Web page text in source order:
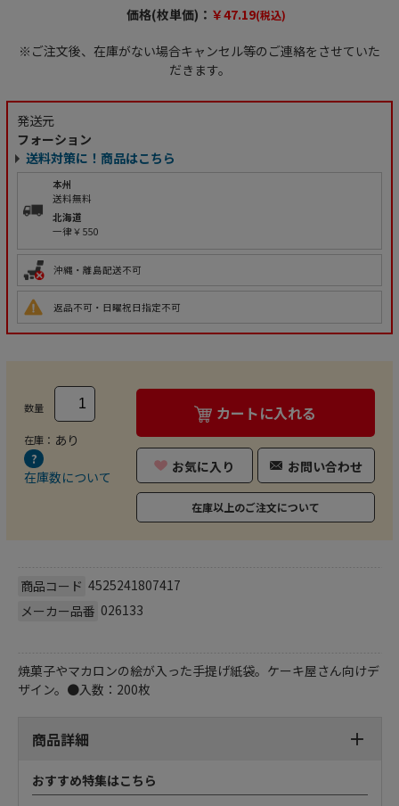
価格(枚単価)： ￥47.19(税込)
※ご注文後、在庫がない場合キャンセル等のご連絡をさせていた
だきます。
発送元
フォーション
送料対策に！商品はこちら
本州
送料無料
北海道
一律￥550
沖縄・離島配送不可
返品不可・日曜祝日指定不可
数量
在庫： あり
在庫数について
カートに入れる
お気に入り お問い合わせ
在庫以上のご注文について
商品コード 4525241807417
メーカー品番 026133
焼菓子やマカロンの絵が入った手提げ紙袋。ケーキ屋さん向けデ
ザイン。●入数：200枚
商品詳細
おすすめ特集はこちら